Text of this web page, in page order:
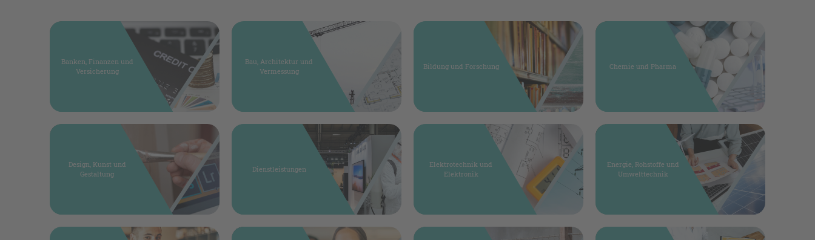
Banken, Finanzen und
Versicherung
Bau, Architektur und
Vermessung
Bildung und Forschung Chemie und Pharma
Design, Kunst und
Gestaltung
Dienstleistungen
Elektrotechnik und
Elektronik
Energie, Rohstoffe und
Umwelttechnik